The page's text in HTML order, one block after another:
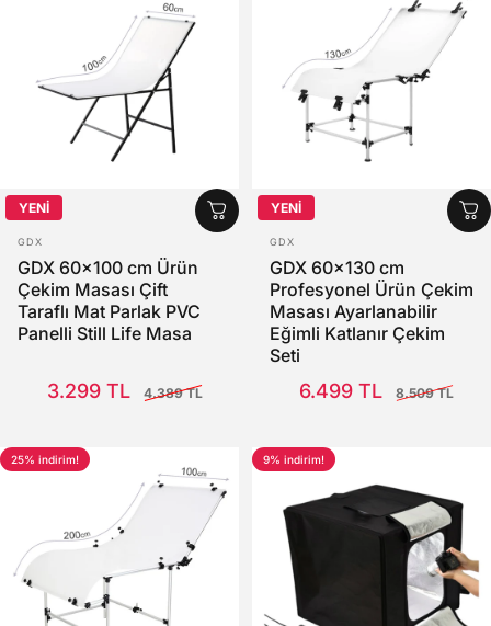
YENİ
SATICI:
GDX
GDX 60x100 cm Ürün
Çekim Masası Çift
Taraflı Mat Parlak PVC
Panelli Still Life Masa
3.299 TL
4.389 TL
YENİ
SATICI:
GDX
GDX 60x130 cm
Profesyonel Ürün Çekim
Masası Ayarlanabilir
Eğimli Katlanır Çekim
Seti
6.499 TL
8.509 TL
25% indirim! 9% indirim!